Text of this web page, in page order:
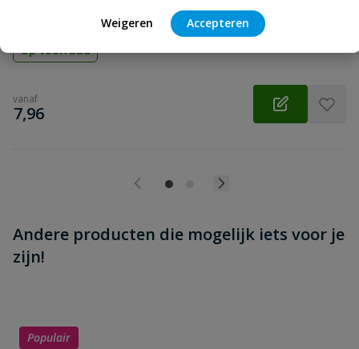
Weigeren Accepteren
160 mm | Keurmerk: KIWA, KOMO & ACS
Op voorraad
vanaf
€
7,96
Andere producten die mogelijk iets voor je
zijn!
Populair